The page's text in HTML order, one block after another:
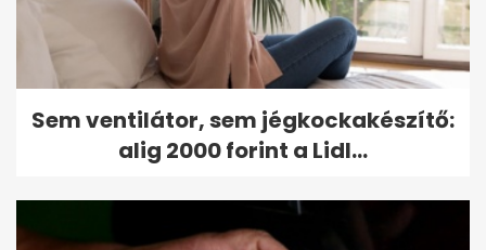
Sem ventilátor, sem jégkockakészítő:
alig 2000 forint a Lidl...